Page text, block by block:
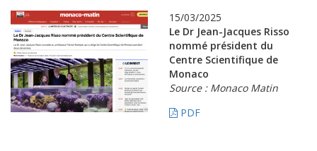
15/03/2025
Le Dr Jean-Jacques Risso
nommé président du
Centre Scientifique de
Monaco
Source : Monaco Matin
PDF